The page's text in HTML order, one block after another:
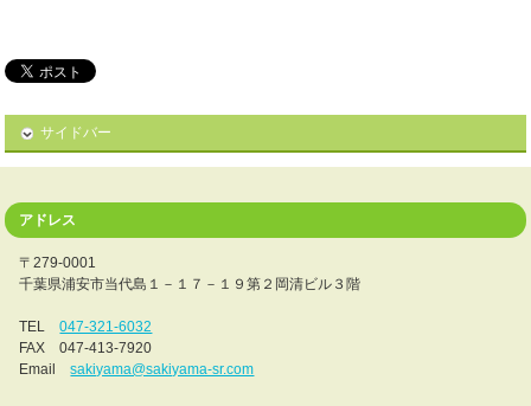
サイドバー
アドレス
〒279-0001
千葉県浦安市当代島１－１７－１９第２岡清ビル３階
TEL047-321-6032
FAX 047-413-7920
Emailsakiyama@sakiyama-sr.com